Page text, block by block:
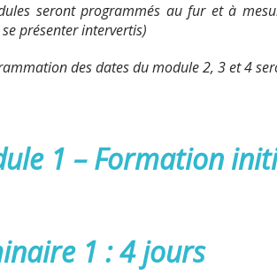
seront programmés au fur et à
présenter intervertis)
des dates du module 2, 3 et 4
1 – Formation
1 : 4 jours